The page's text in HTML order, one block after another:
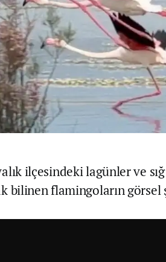
ilçesindeki lagünler ve
bilinen flamingoların